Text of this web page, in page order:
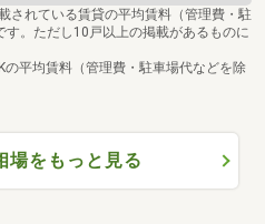
されている賃貸の平均賃料（管理費・駐
。ただし10戸以上の掲載があるものに
平均賃料（管理費・駐車場代などを除
場をもっと見る